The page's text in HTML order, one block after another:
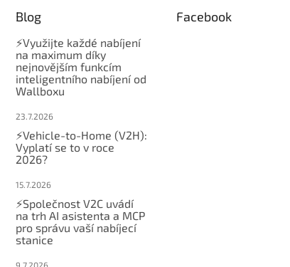
Blog
⚡Využijte každé nabíjení
na maximum díky
nejnovějším funkcím
inteligentního nabíjení od
Wallboxu
23.7.2026
⚡Vehicle-to-Home (V2H):
Vyplatí se to v roce
2026?
15.7.2026
⚡Společnost V2C uvádí
na trh AI asistenta a MCP
pro správu vaší nabíjecí
stanice
9.7.2026
Facebook